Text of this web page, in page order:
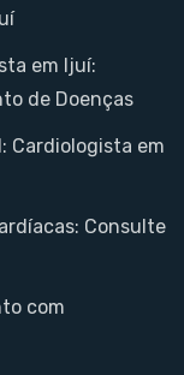
em Ijuí:
de Doenças
Cardiologista em
Consulte
com